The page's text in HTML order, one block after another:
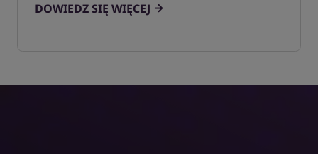
DOWIEDZ SIĘ WIĘCEJ